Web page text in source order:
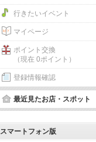
行きたいイベント
マイページ
ポイント交換
（現在 0ポイント）
登録情報確認
最近見たお店・スポット
スマートフォン版